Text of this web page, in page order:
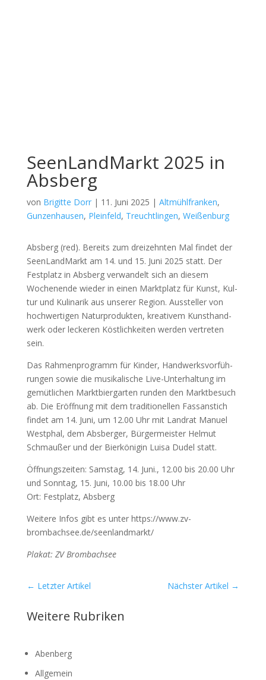
SeenLandMarkt 2025 in
Absberg
von Brigitte Dorr| 11. Juni 2025 | Altmühlfranken,
Gunzenhausen, Pleinfeld, Treuchtlingen, Weißenburg
Abs­berg (red). Bereits zum drei­zehn­ten Mal fin­det der
Seen­Land­Markt am 14. und 15. Juni 2025 statt. Der
Fest­platz in Abs­berg ver­wan­delt sich an die­sem
Wochen­en­de wie­der in einen Markt­platz für Kunst, Kul­
tur und Kuli­na­rik aus unse­rer Regi­on. Aus­stel­ler von
hoch­wer­ti­gen Natur­pro­duk­ten, krea­ti­vem Kunst­hand­
werk oder lecke­ren Köst­lich­kei­ten wer­den ver­tre­ten
sein.
Das Rah­men­pro­gramm für Kin­der, Hand­werks­vor­füh­
run­gen sowie die musi­ka­li­sche Live-Unter­hal­tung im
gemüt­li­chen Markt­bier­gar­ten run­den den Markt­be­such
ab. Die Eröff­nung mit dem tra­di­tio­nel­len Fass­an­stich
fin­det am 14. Juni, um 12.00 Uhr mit Land­rat Manu­el
West­phal, dem Abs­ber­ger, Bür­ger­meis­ter Hel­mut
Schm­au­ßer und der Bier­kö­ni­gin Lui­sa Dudel statt.
Öff­nungs­zei­ten: Sams­tag, 14. Juni., 12.00 bis 20.00 Uhr
und Sonn­tag, 15. Juni, 10.00 bis 18.00 Uhr
Ort: Fest­platz, Abs­berg
Wei­te­re Infos gibt es unter https://www.zv-
brombachsee.de/seenlandmarkt/
Pla­kat: ZV Brom­b­ach­see
← Letzter Artikel Nächster Artikel →
Weitere Rubriken
Abenberg
Allgemein